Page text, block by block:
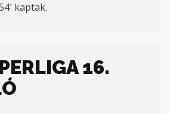
kaptak.
16.